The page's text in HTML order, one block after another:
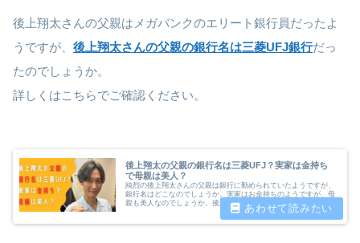
後上翔太さんの父親はメガバンクのエリート銀行員だったよ
うですが、 後上翔太さんの父親の銀行名は三菱UFJ銀行だっ
たのでしょうか。
詳しくはこちらでご確認ください。
後上翔太の父親の銀行名は三菱UFJ？実家は金持ち
で母親は美人？
純烈の後上翔太さんの父親は銀行に勤められていたようですが、
銀行名はどこなのでしょうか。実家はお金持ちのようですが、母
親も美人なのでしょうか。後上翔太さんの実家の家族について調